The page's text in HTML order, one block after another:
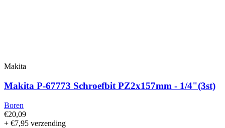
Makita
Makita P-67773 Schroefbit PZ2x157mm - 1/4"(3st)
Boren
€20,09
+ €7,95 verzending